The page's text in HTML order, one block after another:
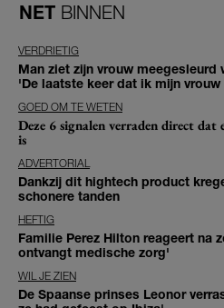
NET BINNEN
VERDRIETIG
Man ziet zijn vrouw
'De laatste keer dat ik mijn vrouw
GOED OM TE WETEN
Deze 6 signalen verraden direct
is
ADVERTORIAL
Dankzij dit hightech product
schonere tanden
HEFTIG
Familie Perez Hilton reageert na
ontvangt medische zorg'
WIL JE ZIEN
De Spaanse prinses Leonor